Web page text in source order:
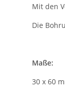
Mit den
Die
Maße:
30 x 60